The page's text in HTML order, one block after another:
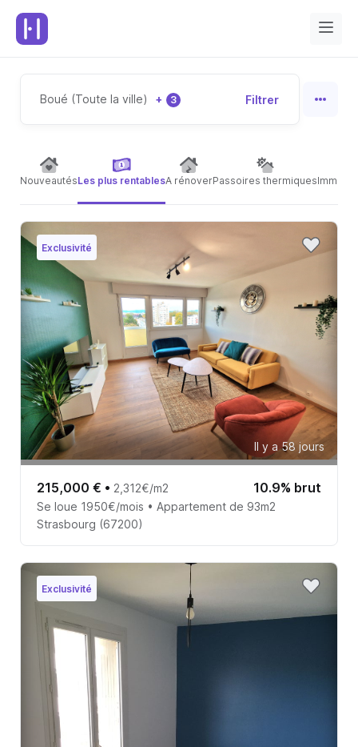
Boué (Toute la ville) + 3 Filtrer
NouveautésLes plus rentablesA rénoverPassoires thermiques
Exclusivité
Il y a 58 jours
215,000 € • 2,312€/m2 10.9% brut
Se loue 1950€/mois • Appartement de 93m2
Strasbourg (67200)
Exclusivité